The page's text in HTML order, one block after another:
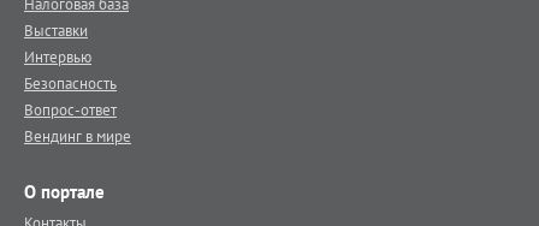
Выставки
Интервью
Безопасность
Вопрос-ответ
Вендинг в мире
О портале